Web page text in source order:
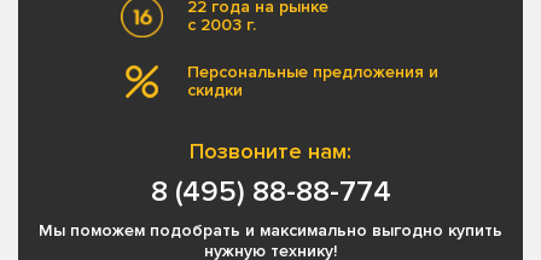
22 года на рынке
с 2003 г.
Персональные предложения и
скидки
Позвоните нам:
8 (495) 88-88-774
Мы поможем подобрать и максимально выгодно купить
нужную технику!